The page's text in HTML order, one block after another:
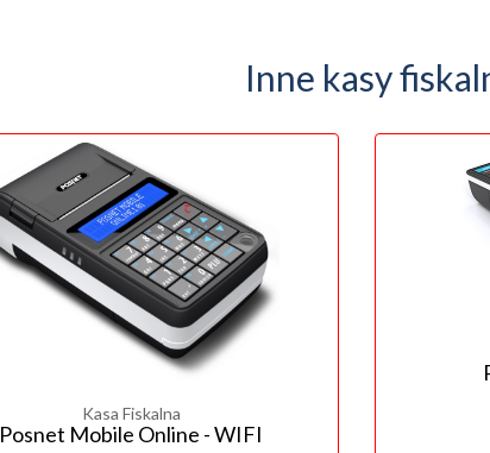
Inne kasy
Kasa Fiskalna
Posnet Mobile Online - WIFI